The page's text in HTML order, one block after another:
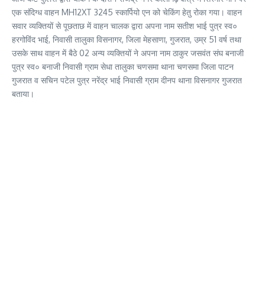
एक संदिग्ध वाहन MH12XT 3245 स्कार्पियो एन को चेकिंग हेतु रोका गया। वाहन
सवार व्यक्तियों से पूछताछ में वाहन चालक द्वारा अपना नाम सतीश भाई पुत्र स्व०
हरगोविंद भाई, निवासी तालुका विसनागर, जिला मेहसाणा, गुजरात, उम्र 51 वर्ष तथा
उसके साथ वाहन में बैठे 02 अन्य व्यक्तियों ने अपना नाम ठाकुर जसवंत संघ बनाजी
पुत्र स्व० बनाजी निवासी ग्राम सेधा तालुका चणसमा थाना चणसमा जिला पाटन
गुजरात व सचिन पटेल पुत्र नरेंद्र भाई निवासी ग्राम दीनप थाना विसनागर गुजरात
बताया।